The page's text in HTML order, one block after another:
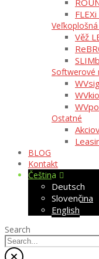
Věž
Softwerové
Ostatné
BLOG
Kontakt
Čeština
Deutsch
Slovenčina
English
Search